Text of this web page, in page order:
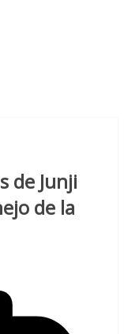
de Junji
de la